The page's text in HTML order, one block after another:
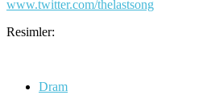
www.twitter.com/thelastsong
Resimler:
Dram